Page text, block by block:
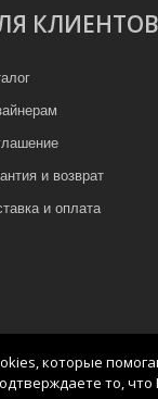
КЛИЕНТОВ
и возврат
и оплата
которые
то,